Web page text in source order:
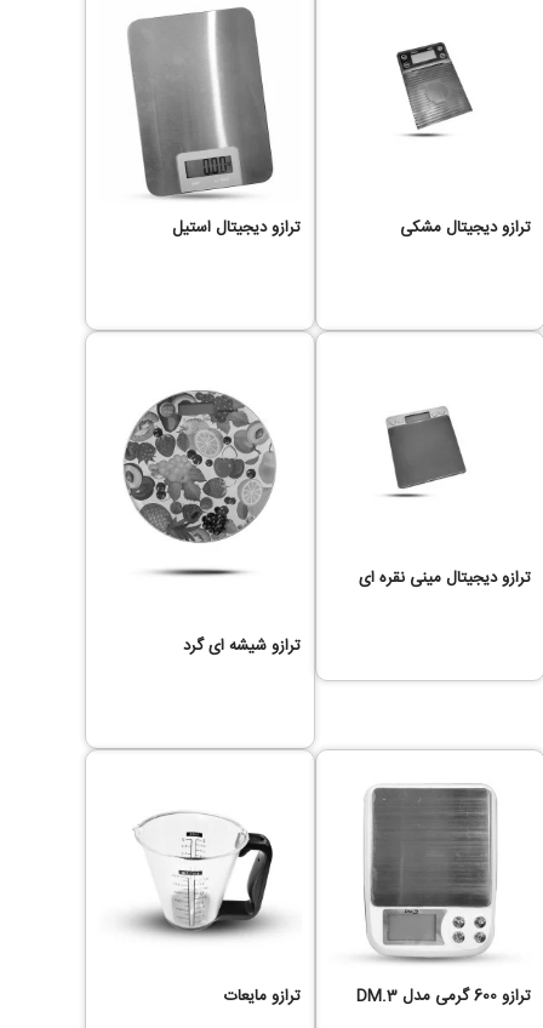
ترازو دیجیتال مشکی ترازو دیجیتال استیل
ترازو دیجیتال مینی نقره ای
ترازو شیشه ای گرد
ترازو 600 گرمی مدل DM.3 ترازو مایعات